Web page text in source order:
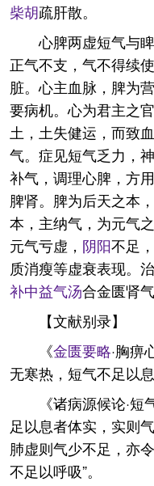
柴胡疏肝散。
心脾两虚短气与
正气不支，气不得续
脏。心主血脉，脾为
要病机。心为君主之
土，土失健运，而致
气。症见短气乏力，
补气，调理心脾，方用
脾肾。脾为后天之本
本，主纳气，为元气
元气亏虚， 阴阳不足
质消瘦等虚衰表现。
补中益气汤合金匮肾
【文献别录】
《金匮要略·胸痹
无寒热，短气不足以息
《诸病源候论·
足以息者体实，实则
肺虚则气少不足，亦
不足以呼吸”。